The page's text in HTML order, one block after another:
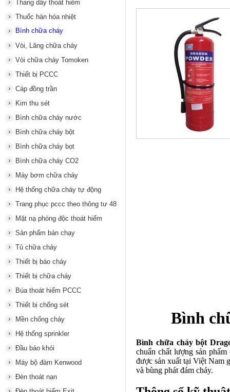
Thang dây thoát hiểm
Thuốc hàn hóa nhiệt
Bình chữa cháy
Vòi, Lăng chữa cháy
Vòi chữa cháy Tomoken
Thiết bị PCCC
Cáp đồng trần
Kim thu sét
Bình chữa cháy nước
Bình chữa cháy bột
Bình chữa cháy bọt
Bình chữa cháy CO2
Máy bơm chữa cháy
Hệ thống chữa cháy tự động
Trang phục pccc theo thông tư 48
Mặt nạ phòng độc thoát hiểm
Sản phẩm bán chạy
Tủ chữa cháy
Thiết bị báo cháy
Thiết bị chữa cháy
Búa thoát hiểm PCCC
Thiết bị chống sét
Mền chống cháy
Hệ thống sprinkler
Đầu báo khói
Máy bộ đàm Kenwood
Đèn thoát nạn
Bình
Bình chữa cháy bột
chuẩn chất lượng sản
được sản xuất tại Việt Nam
và bùng phát đám cháy.